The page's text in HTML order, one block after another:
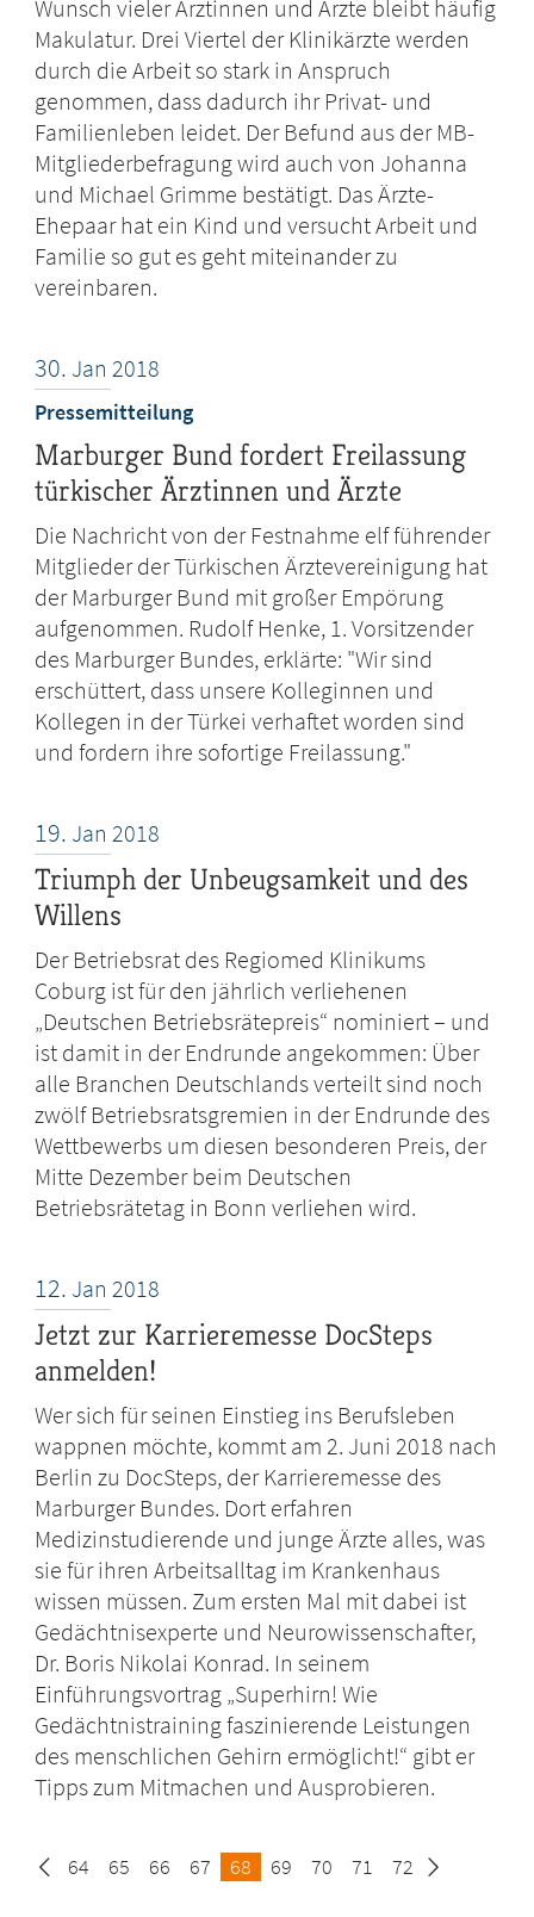
Wunsch vieler Ärztinnen und Ärzte bleibt häufig
Makulatur. Drei Viertel der Klinikärzte werden
durch die Arbeit so stark in Anspruch
genommen, dass dadurch ihr Privat- und
Familienleben leidet. Der Befund aus der MB-
Mitgliederbefragung wird auch von Johanna
und Michael Grimme bestätigt. Das Ärzte-
Ehepaar hat ein Kind und versucht Arbeit und
Familie so gut es geht miteinander zu
vereinbaren.
30. Jan 2018
Pressemitteilung
Marburger Bund fordert Freilassung
türkischer Ärztinnen und Ärzte
Die Nachricht von der Festnahme elf führender
Mitglieder der Türkischen Ärztevereinigung hat
der Marburger Bund mit großer Empörung
aufgenommen. Rudolf Henke, 1. Vorsitzender
des Marburger Bundes, erklärte: "Wir sind
erschüttert, dass unsere Kolleginnen und
Kollegen in der Türkei verhaftet worden sind
und fordern ihre sofortige Freilassung."
19. Jan 2018
Triumph der Unbeugsamkeit und des
Willens
Der Betriebsrat des Regiomed Klinikums
Coburg ist für den jährlich verliehenen
„Deutschen Betriebsrätepreis“ nominiert – und
ist damit in der Endrunde angekommen: Über
alle Branchen Deutschlands verteilt sind noch
zwölf Betriebsratsgremien in der Endrunde des
Wettbewerbs um diesen besonderen Preis, der
Mitte Dezember beim Deutschen
Betriebsrätetag in Bonn verliehen wird.
12. Jan 2018
Jetzt zur Karrieremesse DocSteps
anmelden!
Wer sich für seinen Einstieg ins Berufsleben
wappnen möchte, kommt am 2. Juni 2018 nach
Berlin zu DocSteps, der Karrieremesse des
Marburger Bundes. Dort erfahren
Medizinstudierende und junge Ärzte alles, was
sie für ihren Arbeitsalltag im Krankenhaus
wissen müssen. Zum ersten Mal mit dabei ist
Gedächtnisexperte und Neurowissenschafter,
Dr. Boris Nikolai Konrad. In seinem
Einführungsvortrag „Superhirn! Wie
Gedächtnistraining faszinierende Leistungen
des menschlichen Gehirn ermöglicht!“ gibt er
Tipps zum Mitmachen und Ausprobieren.
Seite
64 Seite
65 Seite
66 Seite
67 Seite
68 Seite
69 Seite
70 Seite
71 Seite
72